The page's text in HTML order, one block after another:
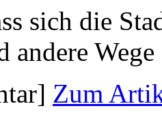
sich die
andere
Zum